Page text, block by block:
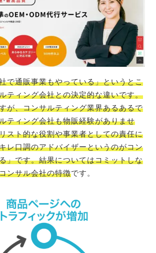
で通販事業もやっている」というとこ
ティング会社との決定的な違いです。
が、コンサルティング業界あるあるで
ティング会社も物販経験がありませ
スト的な役割や事業者としての責任に
レ口調のアドバイザーというのがコン
」です。結果についてはコミットしな
ンサル会社の特徴です。